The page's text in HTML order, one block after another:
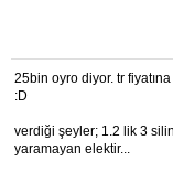
25bin oyro diyor. tr
:D
verdiği şeyler; 1.2 lik 3
yaramayan elektir...